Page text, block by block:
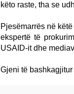
këto raste, tha se
Pjesëmarrës në
ekspertë të
USAID-it dhe
Gjeni të bashkagjitur